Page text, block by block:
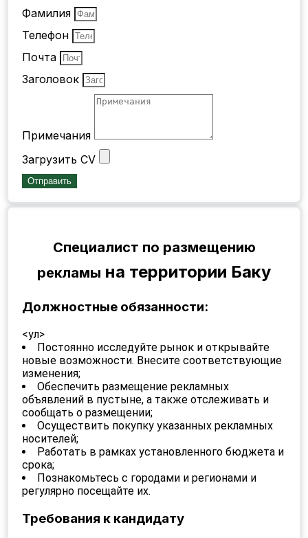
Фамилия
Телефон
Почта
Заголовок
Примечания
Загрузить CV
Отправить
Специалист по размещению
рекламы на территории Баку
Должностные обязанности:
<ул>
Постоянно исследуйте рынок и открывайте
новые возможности. Внесите соответствующие
изменения;
Обеспечить размещение рекламных
объявлений в пустыне, а также отслеживать и
сообщать о размещении;
Осуществить покупку указанных рекламных
носителей;
Работать в рамках установленного бюджета и
срока;
Познакомьтесь с городами и регионами и
регулярно посещайте их.
Требования к кандидату